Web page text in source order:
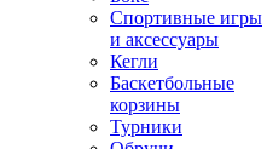
Спортивные игры
и аксессуары
Кегли
Баскетбольные
корзины
Турники